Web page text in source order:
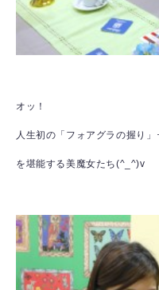
オッ！
人生初の「フォアグラの握り」
を堪能する美魔女たち(^_^)v